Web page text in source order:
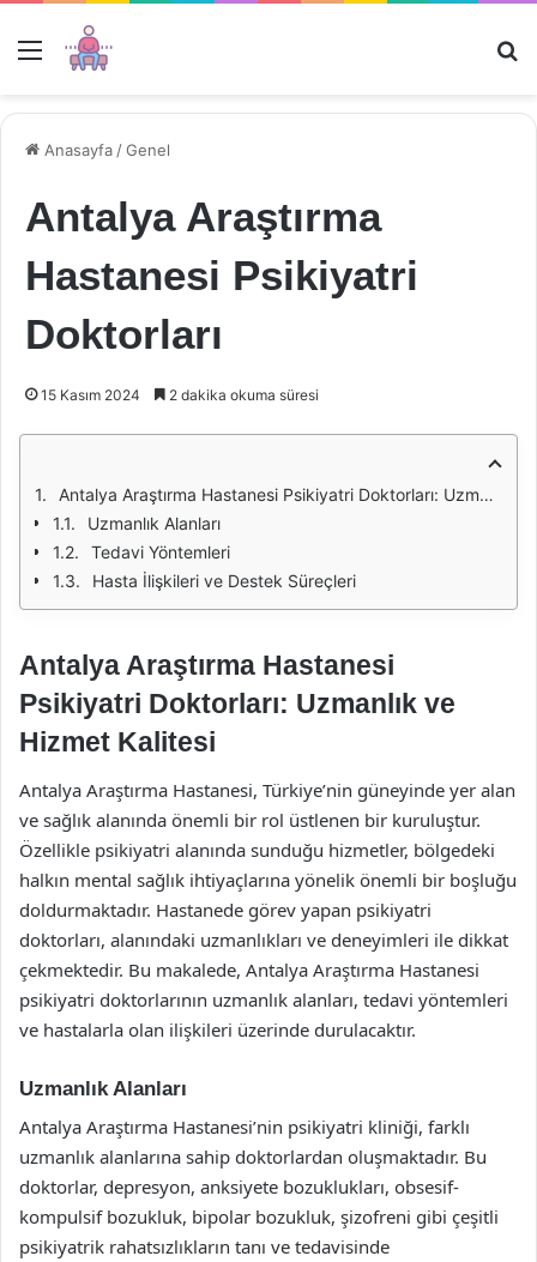
Menü
Anasayfa /Genel
Antalya Araştırma
Hastanesi Psikiyatri
Doktorları
15 Kasım 2024 2 dakika okuma süresi
Antalya Araştırma Hastanesi Psikiyatri Doktorları: Uzmanlık ve Hizmet Kalitesi
Uzmanlık Alanları
Tedavi Yöntemleri
Hasta İlişkileri ve Destek Süreçleri
Antalya Araştırma Hastanesi
Psikiyatri Doktorları: Uzmanlık ve
Hizmet Kalitesi
Antalya Araştırma Hastanesi, Türkiye’nin güneyinde yer alan
ve sağlık alanında önemli bir rol üstlenen bir kuruluştur.
Özellikle psikiyatri alanında sunduğu hizmetler, bölgedeki
halkın mental sağlık ihtiyaçlarına yönelik önemli bir boşluğu
doldurmaktadır. Hastanede görev yapan psikiyatri
doktorları, alanındaki uzmanlıkları ve deneyimleri ile dikkat
çekmektedir. Bu makalede, Antalya Araştırma Hastanesi
psikiyatri doktorlarının uzmanlık alanları, tedavi yöntemleri
ve hastalarla olan ilişkileri üzerinde durulacaktır.
Uzmanlık Alanları
Antalya Araştırma Hastanesi’nin psikiyatri kliniği, farklı
uzmanlık alanlarına sahip doktorlardan oluşmaktadır. Bu
doktorlar, depresyon, anksiyete bozuklukları, obsesif-
kompulsif bozukluk, bipolar bozukluk, şizofreni gibi çeşitli
psikiyatrik rahatsızlıkların tanı ve tedavisinde